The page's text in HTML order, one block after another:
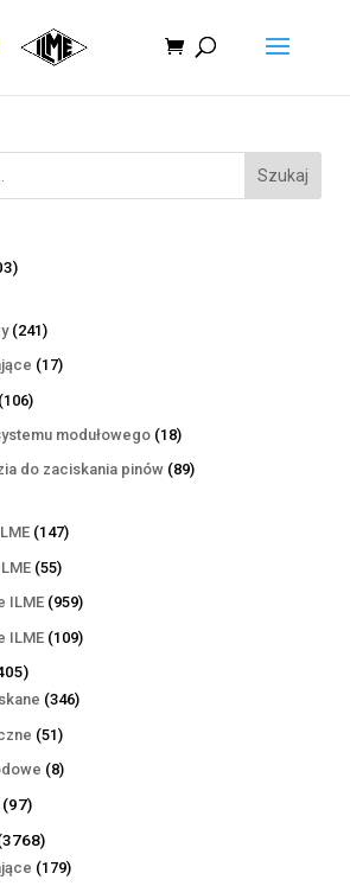
Szukaj
803
241241
produktów
1717
106106
produktów
modułowego 1818
produktów
do zaciskania pinów 8989
147147
5555
produktów
ILME 959959
produktów
ILME 109109
405
produktów
346346
5151
produktów
88
9797
produktów
37683768
produktów
179179